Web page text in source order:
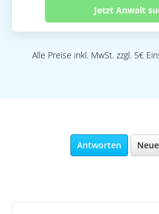
Jetzt Anwalt
Alle Preise inkl. MwSt. zzgl. 5€
Antworten